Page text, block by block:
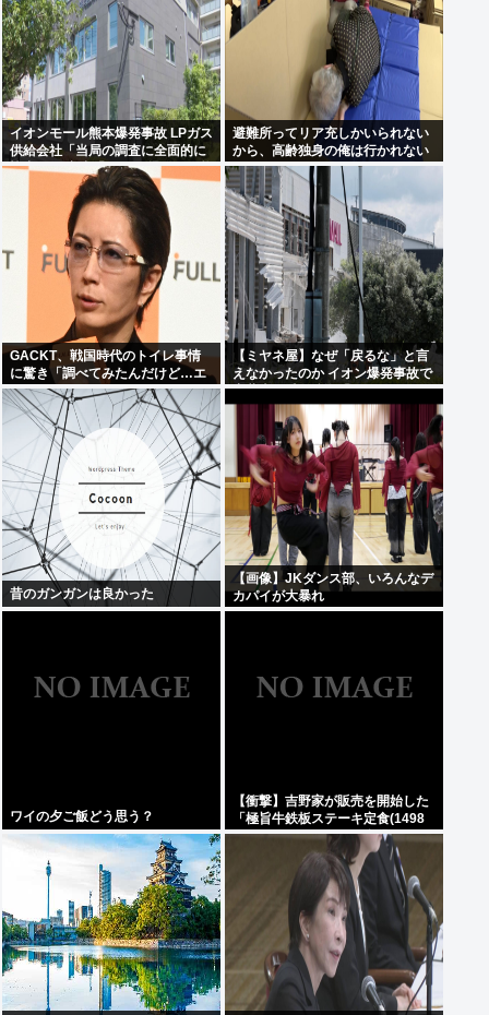
イオンモール熊本爆発事故 LPガス
供給会社「当局の調査に全面的に
協力」 経産省「LPガス爆発の可能
性が高いとする見解で一致」と発
避難所ってリア充しかいられない
から、高齢独身の俺は行かれない
わ
GACKT、戦国時代のトイレ事情
に驚き「調べてみたんだけど…エ
グくない？」
【ミヤネ屋】なぜ「戻るな」と言
えなかったのか イオン爆発事故で
斎藤幸平氏も逡巡「ボクもできな
かっただろうなあ」
昔のガンガンは良かった
【画像】JKダンス部、いろんなデ
カパイが大暴れ
ワイの夕ご飯どう思う？
【衝撃】吉野家が販売を開始した
「極旨牛鉄板ステーキ定食(1498
円)」がうまそすぎると話題に